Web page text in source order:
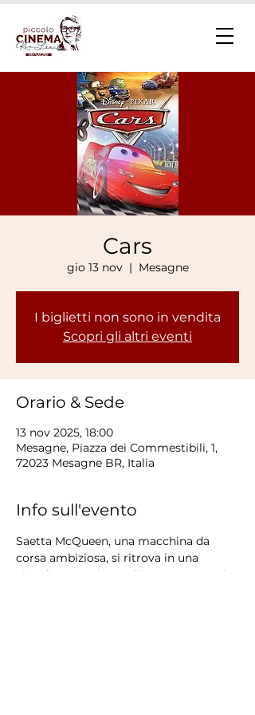
Cars
gio 13 nov
  |
Mesagne
I biglietti non sono in vendita
Scopri gli altri eventi
Orario & Sede
13 nov 2025, 18:00
Mesagne, Piazza dei Commestibili, 1,
72023 Mesagne BR, Italia
Info sull'evento
Saetta McQueen, una macchina da
corsa ambiziosa, si ritrova in una
cittadina sperduta sulla Route 66. Qui